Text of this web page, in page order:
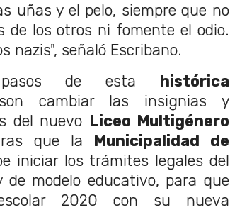
uñas y el pelo, siempre que no
de los otros ni fomente el odio.
nazis", señaló Escribano.
pasos de esta histórica
cambiar las insignias y
del nuevo Liceo Multigénero
que la Municipalidad de
iniciar los trámites legales del
de modelo educativo, para que
2020 con su nueva